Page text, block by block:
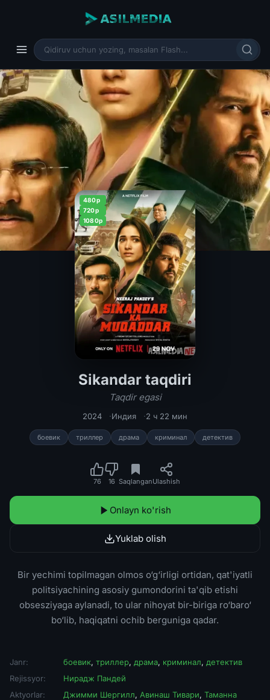
480p
720p
1080p
Sikandar taqdiri
Sikandar taqdiri / Taqdir egasi
Taqdir egasi
2024 Индия 2 ч 22 мин
боевик триллер драма криминал детектив
76 16 SaqlanganUlashish
Onlayn ko'rish
Yuklab olish
Bir yechimi topilmagan olmos o‘g‘irligi ortidan, qat'iyatli
politsiyachining asosiy gumondorini ta'qib etishi
obsesziyaga aylanadi, to ular nihoyat bir-biriga ro‘baro‘
bo‘lib, haqiqatni ochib berguniga qadar.
Janr: боевик, триллер, драма, криминал, детектив
Rejissyor:
Нирадж Пандей
Aktyorlar:
Джимми Шергилл, Авинаш Тивари, Таманна